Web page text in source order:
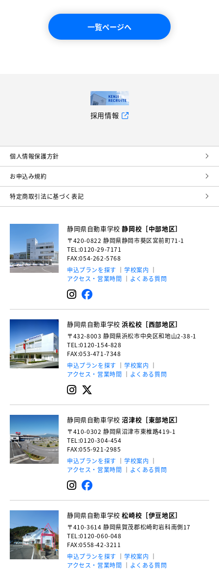
一覧ページへ
採用情報
個⼈情報保護⽅針
お申込み規約
特定商取引法に基づく表記
静岡県自動車学校静岡校［中部地区］
〒420-0822 静岡県静岡市葵区宮前町71-1
TEL:0120-29-7171
FAX:054-262-5768
申込プランを探す
学校案内
アクセス・営業時間
よくある質問
静岡県自動車学校浜松校［西部地区］
〒432-8003 静岡県浜松市中央区和地山2-38-1
TEL:0120-154-828
FAX:053-471-7348
申込プランを探す
学校案内
アクセス・営業時間
よくある質問
静岡県自動車学校沼津校［東部地区］
〒410-0302 静岡県沼津市東椎路419-1
TEL:0120-304-454
FAX:055-921-2985
申込プランを探す
学校案内
アクセス・営業時間
よくある質問
静岡県自動車学校松崎校［伊豆地区］
〒410-3614 静岡県賀茂郡松崎町岩科南側17
TEL:0120-060-048
FAX:0558-42-3211
申込プランを探す
学校案内
アクセス・営業時間
よくある質問